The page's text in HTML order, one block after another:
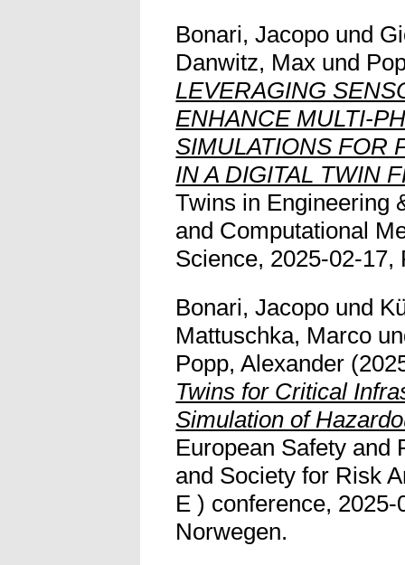
Bonari, Jacopo und
Danwitz, Max und
LEVERAGING
ENHANCE MULTI-
SIMULATIONS FOR
IN A DIGITAL TWIN
Twins in Engineering
and Computational
Science, 2025-02-
Bonari, Jacopo und
Mattuschka, Marco
Popp, Alexander
Twins for Critical
Simulation of
European Safety and
and Society for Risk
E ) conference,
Norwegen.